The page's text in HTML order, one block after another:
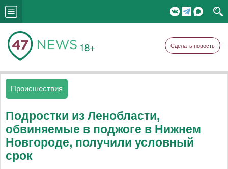
18+ Сделать новость
Происшествия
Подростки из Ленобласти,
обвиняемые в поджоге в Нижнем
Новгороде, получили условный
срок